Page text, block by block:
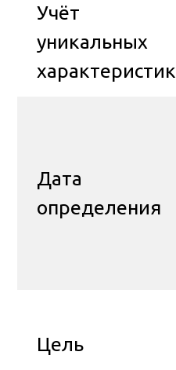
Учёт
уникальных
характеристик
Дата
определения
Цель